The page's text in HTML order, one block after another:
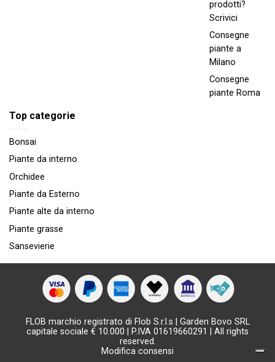
prodotti?
Scrivici
Consegne
piante a
Milano
Consegne
piante Roma
Top categorie
Bonsai
Piante da interno
Orchidee
Piante da Esterno
Piante alte da interno
Piante grasse
Sansevierie
FLOB marchio registrato di Flob S.r.l.s | Garden Bovo SRL
capitale sociale € 10.000 | P.IVA 01619660291 | All rights
reserved.
Modifica consensi